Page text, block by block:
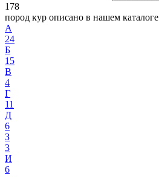
178
пород кур описано в нашем каталоге
А
24
Б
15
В
4
Г
11
Д
6
З
3
И
6